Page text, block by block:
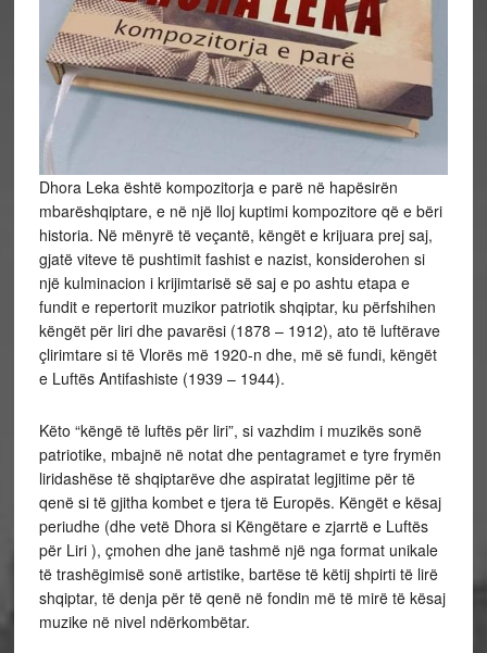
Dhora Leka është kompozitorja e parë në hapësirën
mbarëshqiptare, e në një lloj kuptimi kompozitore që e bëri
historia. Në mënyrë të veçantë, këngët e krijuara prej saj,
gjatë viteve të pushtimit fashist e nazist, konsiderohen si
një kulminacion i krijimtarisë së saj e po ashtu etapa e
fundit e repertorit muzikor patriotik shqiptar, ku përfshihen
këngët për liri dhe pavarësi (1878 – 1912), ato të luftërave
çlirimtare si të Vlorës më 1920-n dhe, më së fundi, këngët
e Luftës Antifashiste (1939 – 1944).
Këto “këngë të luftës për liri”, si vazhdim i muzikës sonë
patriotike, mbajnë në notat dhe pentagramet e tyre frymën
liridashëse të shqiptarëve dhe aspiratat legjitime për të
qenë si të gjitha kombet e tjera të Europës. Këngët e kësaj
periudhe (dhe vetë Dhora si Këngëtare e zjarrtë e Luftës
për Liri ), çmohen dhe janë tashmë një nga format unikale
të trashëgimisë sonë artistike, bartëse të këtij shpirti të lirë
shqiptar, të denja për të qenë në fondin më të mirë të kësaj
muzike në nivel ndërkombëtar.